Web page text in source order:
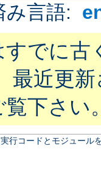
み言語:
すでに古
最近更
覧下さい
行コードとモジュール